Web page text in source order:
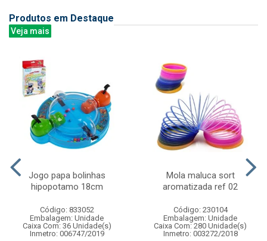
Produtos em Destaque
Veja mais
Jogo papa bolinhas
hipopotamo 18cm
Código: 833052
Embalagem: Unidade
Caixa Com: 36 Unidade(s)
Inmetro: 006747/2019
Mola maluca sort
aromatizada ref 02
Código: 230104
Embalagem: Unidade
Caixa Com: 280 Unidade(s)
Inmetro: 003272/2018